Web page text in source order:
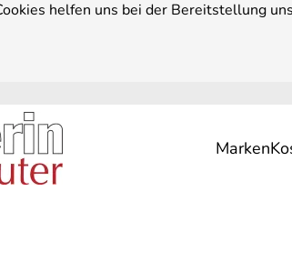
helfen uns bei der Bereitstellung
Marken